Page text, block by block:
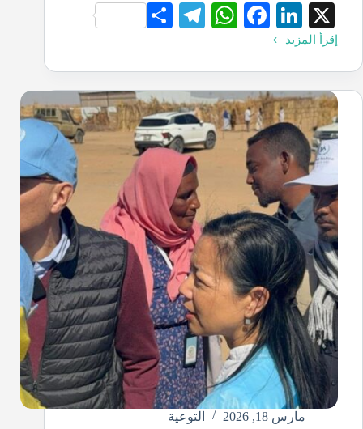
X
Li
nk
ed
In
Fa
bo
ok
W
ts
A
pp
Te
gr
a
m
re
إقرأ المزيد
مارس 18, 2026 التوعية